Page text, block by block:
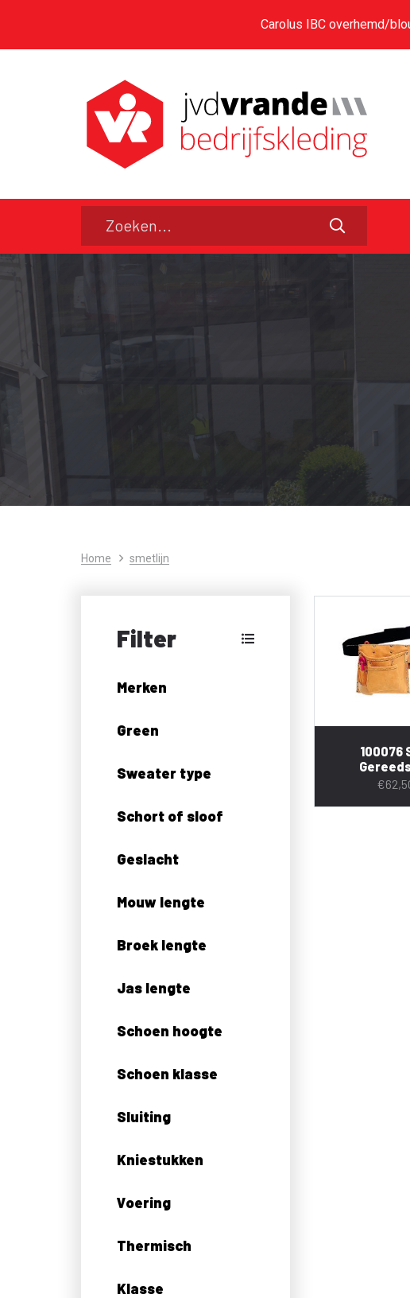
Carolus IBC overhemd/
Home smetlijn
Filter
Merken
Green
Sweater type
Schort of sloof
Geslacht
Mouw lengte
Broek lengte
Jas lengte
Schoen hoogte
Schoen klasse
Sluiting
Kniestukken
Voering
Thermisch
Klasse
100076
€